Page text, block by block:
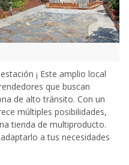
¡ Este amplio local
que buscan
de alto tránsito. Con un
múltiples posibilidades,
tienda de multiproducto.
a tus necesidades